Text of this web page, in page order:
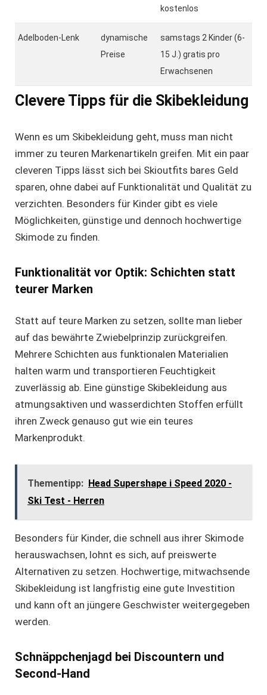
kostenlos
Adelboden-Lenk
dynamische
Preise
samstags 2 Kinder (6-
15 J.) gratis pro
Erwachsenen
Clevere Tipps für die Skibekleidung
Wenn es um Skibekleidung geht, muss man nicht
immer zu teuren Markenartikeln greifen. Mit ein paar
cleveren Tipps lässt sich bei Skioutfits bares Geld
sparen, ohne dabei auf Funktionalität und Qualität zu
verzichten. Besonders für Kinder gibt es viele
Möglichkeiten, günstige und dennoch hochwertige
Skimode zu finden.
Funktionalität vor Optik: Schichten statt
teurer Marken
Statt auf teure Marken zu setzen, sollte man lieber
auf das bewährte Zwiebelprinzip zurückgreifen.
Mehrere Schichten aus funktionalen Materialien
halten warm und transportieren Feuchtigkeit
zuverlässig ab. Eine günstige Skibekleidung aus
atmungsaktiven und wasserdichten Stoffen erfüllt
ihren Zweck genauso gut wie ein teures
Markenprodukt.
Thementipp: Head Supershape i Speed 2020 -
Ski Test - Herren
Besonders für Kinder, die schnell aus ihrer Skimode
herauswachsen, lohnt es sich, auf preiswerte
Alternativen zu setzen. Hochwertige, mitwachsende
Skibekleidung ist langfristig eine gute Investition
und kann oft an jüngere Geschwister weitergegeben
werden.
Schnäppchenjagd bei Discountern und
Second-Hand